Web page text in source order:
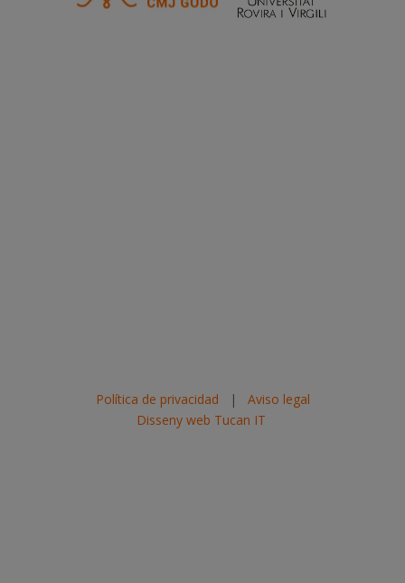
Política de privacidad | Aviso legal
Disseny web Tucan IT